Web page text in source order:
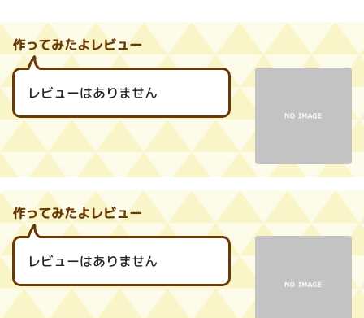
作ってみたよレビュー
レビューはありません
作ってみたよレビュー
レビューはありません